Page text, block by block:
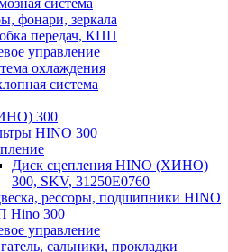
система
фонари, зеркала
передач, КПП
управление
охлаждения
система
300
HINO 300
Диск сцепления HINO (ХИНО)
300, SKV, 31250E0760
рессоры, подшипники HINO
Hino 300
управление
сальники, прокладки